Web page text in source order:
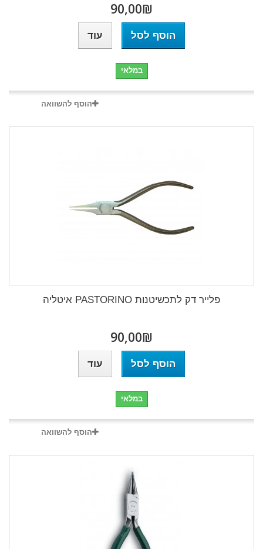
₪‎90,00
הוסף לסל עוד
במלאי
הוסף להשוואה
פלייר דק לתכשיטנות PASTORINO איטליה
₪‎90,00
הוסף לסל עוד
במלאי
הוסף להשוואה